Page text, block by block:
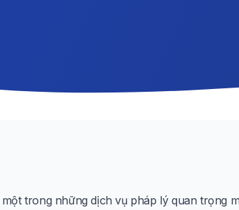
trong những dịch vụ pháp lý quan trọng